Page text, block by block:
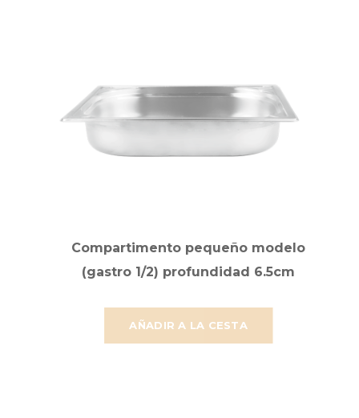
AÑADIR A LA CESTA
Compartimento pequeño modelo
(gastro 1/2) profundidad 6.5cm